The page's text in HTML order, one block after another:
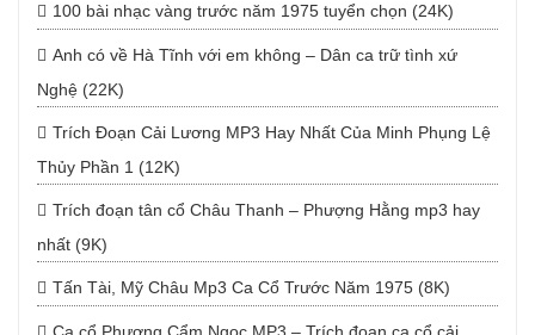
100 bài nhạc vàng trước năm 1975 tuyển chọn (24K)
Anh có về Hà Tĩnh với em không – Dân ca trữ tình xứ
Nghệ (22K)
Trích Đoạn Cải Lương MP3 Hay Nhất Của Minh Phụng Lệ
Thủy Phần 1 (12K)
Trích đoạn tân cổ Châu Thanh – Phượng Hằng mp3 hay
nhất (9K)
Tấn Tài, Mỹ Châu Mp3 Ca Cổ Trước Năm 1975 (8K)